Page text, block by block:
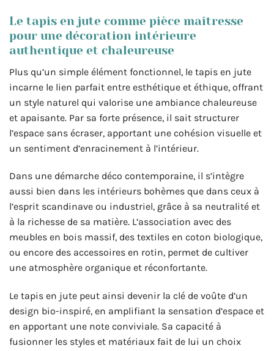
Le tapis en jute comme pièce maîtresse
pour une décoration intérieure
authentique et chaleureuse
Plus qu’un simple élément fonctionnel, le tapis en jute
incarne le lien parfait entre esthétique et éthique, offrant
un style naturel qui valorise une ambiance chaleureuse
et apaisante. Par sa forte présence, il sait structurer
l’espace sans écraser, apportant une cohésion visuelle et
un sentiment d’enracinement à l’intérieur.
Dans une démarche déco contemporaine, il s’intègre
aussi bien dans les intérieurs bohèmes que dans ceux à
l’esprit scandinave ou industriel, grâce à sa neutralité et
à la richesse de sa matière. L’association avec des
meubles en bois massif, des textiles en coton biologique,
ou encore des accessoires en rotin, permet de cultiver
une atmosphère organique et réconfortante.
Le tapis en jute peut ainsi devenir la clé de voûte d’un
design bio-inspiré, en amplifiant la sensation d’espace et
en apportant une note conviviale. Sa capacité à
fusionner les styles et matériaux fait de lui un choix